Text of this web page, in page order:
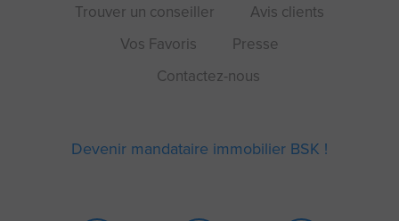
Trouver un conseiller
Avis clients
Vos Favoris
Presse
Contactez-nous
Devenir mandataire immobilier BSK !